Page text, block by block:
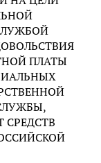
ПЛАТЫ
СРЕДСТВ